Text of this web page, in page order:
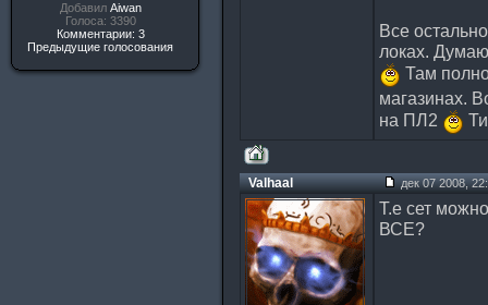
Добавил Aiwan
Голоса: 3390
Комментарии: 3
Предыдущие голосования
Все
локах.
Там
магазинах.
на ПЛ2
Valhaal дек 07 2008,
Т.е сет
ВСЕ?